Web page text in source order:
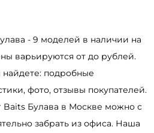
- 9 моделей в наличии на
варьируются от до рублей.
найдете: подробные
фото, отзывы покупателей.
Булава в Москве можно с
забрать из офиса. Наша